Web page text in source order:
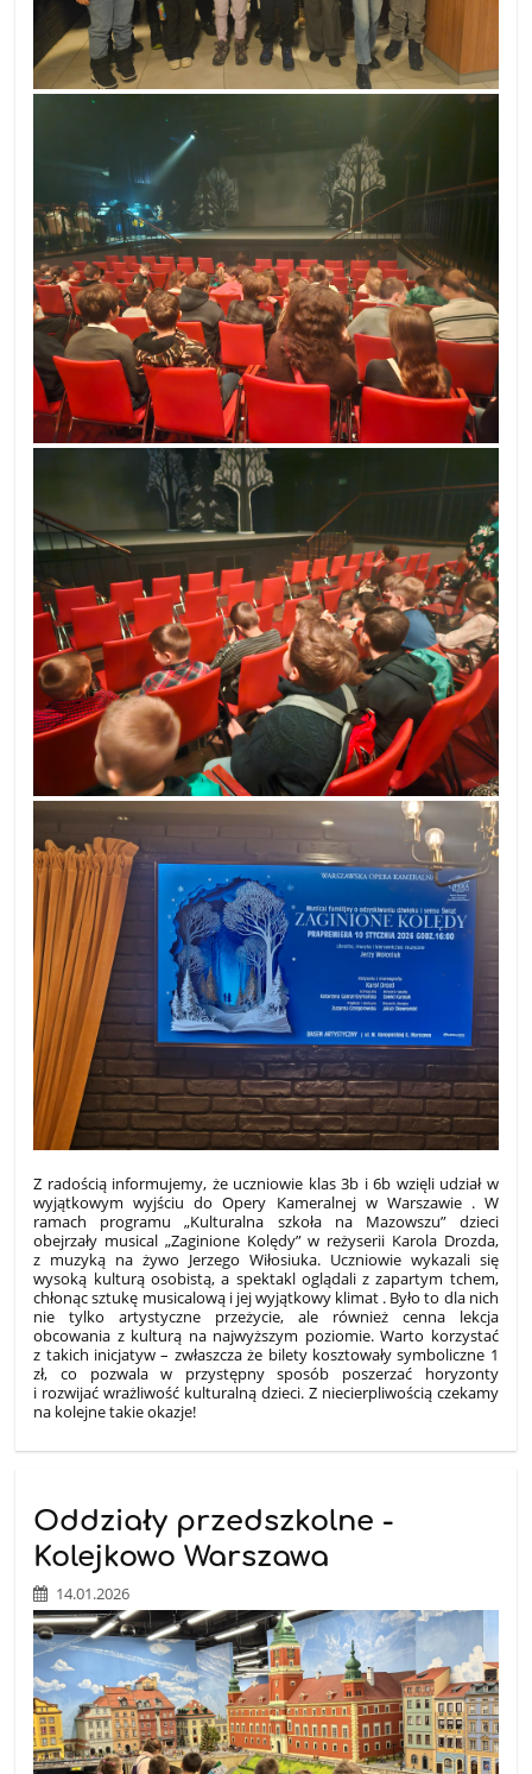
Z radością informujemy, że uczniowie klas 3b i 6b wzięli udział w
wyjątkowym wyjściu do Opery Kameralnej w Warszawie . W
ramach programu „Kulturalna szkoła na Mazowszu” dzieci
obejrzały musical „Zaginione Kolędy” w reżyserii Karola Drozda,
z muzyką na żywo Jerzego Wiłosiuka. Uczniowie wykazali się
wysoką kulturą osobistą, a spektakl oglądali z zapartym tchem,
chłonąc sztukę musicalową i jej wyjątkowy klimat . Było to dla nich
nie tylko artystyczne przeżycie, ale również cenna lekcja
obcowania z kulturą na najwyższym poziomie. Warto korzystać
z takich inicjatyw – zwłaszcza że bilety kosztowały symboliczne 1
zł, co pozwala w przystępny sposób poszerzać horyzonty
i rozwijać wrażliwość kulturalną dzieci. Z niecierpliwością czekamy
na kolejne takie okazje!
Oddziały przedszkolne -
Kolejkowo Warszawa
14.01.2026